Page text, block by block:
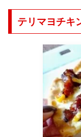
テリマヨチキ